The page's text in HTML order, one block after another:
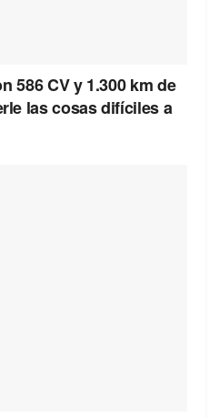
586 CV y 1.300 km de
las cosas difíciles a